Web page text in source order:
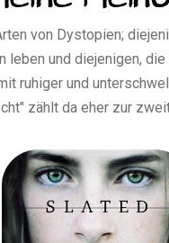
von Dystopien;
leben und diejenigen, die
ruhiger und
zählt da eher zur